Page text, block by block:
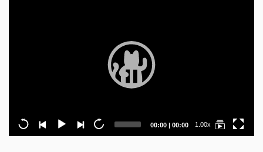
Current
00:00 | Total
00:00 1.00x